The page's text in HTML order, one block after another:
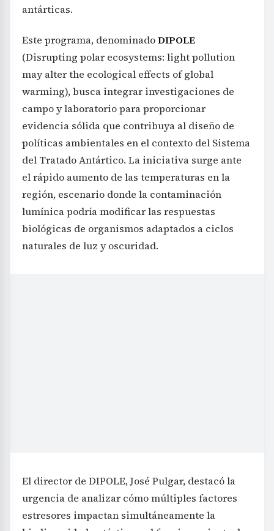
antárticas.
Este programa, denominadoDIPOLE
(Disrupting polar ecosystems: light pollution
may alter the ecological effects of global
warming), busca integrar investigaciones de
campo y laboratorio para proporcionar
evidencia sólida que contribuya al diseño de
políticas ambientales en el contexto del Sistema
del Tratado Antártico. La iniciativa surge ante
el rápido aumento de las temperaturas en la
región, escenario donde la contaminación
lumínica podría modificar las respuestas
biológicas de organismos adaptados a ciclos
naturales de luz y oscuridad.
El director de DIPOLE, José Pulgar, destacó la
urgencia de analizar cómo múltiples factores
estresores impactan simultáneamente la